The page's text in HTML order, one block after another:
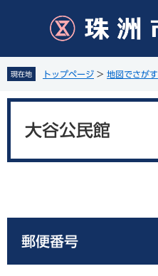
先
頭
で
を
飛
ば
現在地 トップページ > 地図でさがす
大谷公民館
郵便番号